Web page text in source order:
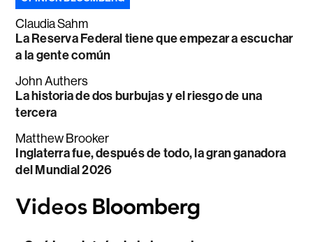
Claudia Sahm
La Reserva Federal tiene que empezar a escuchar
a la gente común
John Authers
La historia de dos burbujas y el riesgo de una
tercera
Matthew Brooker
Inglaterra fue, después de todo, la gran ganadora
del Mundial 2026